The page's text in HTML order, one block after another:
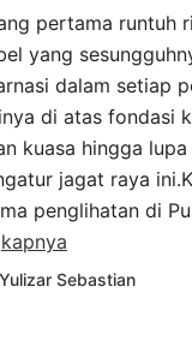
pertama runtuh
yang
dalam setiap
di atas fondasi
kuasa hingga
jagat raya
penglihatan di
Sebastian